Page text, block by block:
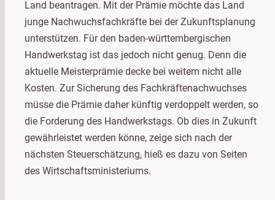
Land beantragen. Mit der Prämie möchte das Land
junge Nachwuchsfachkräfte bei der Zukunftsplanung
unterstützen. Für den baden-württembergischen
Handwerkstag ist das jedoch nicht genug. Denn die
aktuelle Meisterprämie decke bei weitem nicht alle
Kosten. Zur Sicherung des Fachkräftenachwuchses
müsse die Prämie daher künftig verdoppelt werden, so
die Forderung des Handwerkstags. Ob dies in Zukunft
gewährleistet werden könne, zeige sich nach der
nächsten Steuerschätzung, hieß es dazu von Seiten
des Wirtschaftsministeriums.